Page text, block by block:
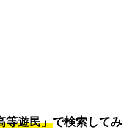
等遊民」で検索してみ